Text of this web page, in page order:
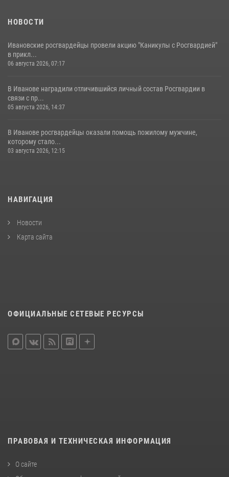
НОВОСТИ
Ивановские росгвардейцы провели акцию "Каникулы с Росгвардией"
в прикл...
06 августа 2026, 07:17
В Иванове наградили отличившийся личный состав Росгвардии в
связи с пр...
05 августа 2026, 14:37
В Иванове росгвардейцы оказали помощь пожилому мужчине,
которому стало...
03 августа 2026, 12:15
НАВИГАЦИЯ
Новости
Карта сайта
ОФИЦИАЛЬНЫЕ СЕТЕВЫЕ РЕСУРСЫ
ПРАВОВАЯ И ТЕХНИЧЕСКАЯ ИНФОРМАЦИЯ
О сайте